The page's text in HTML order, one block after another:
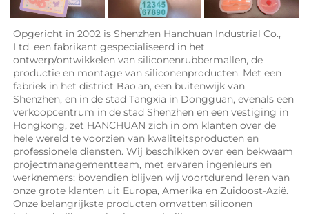
Opgericht in 2002 is Shenzhen Hanchuan Industrial Co.,
Ltd. een fabrikant gespecialiseerd in het
ontwerp/ontwikkelen van siliconenrubbermallen, de
productie en montage van siliconenproducten. Met een
fabriek in het district Bao'an, een buitenwijk van
Shenzhen, en in de stad Tangxia in Dongguan, evenals een
verkoopcentrum in de stad Shenzhen en een vestiging in
Hongkong, zet HANCHUAN zich in om klanten over de
hele wereld te voorzien van kwaliteitsproducten en
professionele diensten. Wij beschikken over een bekwaam
projectmanagementteam, met ervaren ingenieurs en
werknemers; bovendien blijven wij voortdurend leren van
onze grote klanten uit Europa, Amerika en Zuidoost-Azië.
Onze belangrijkste producten omvatten siliconen